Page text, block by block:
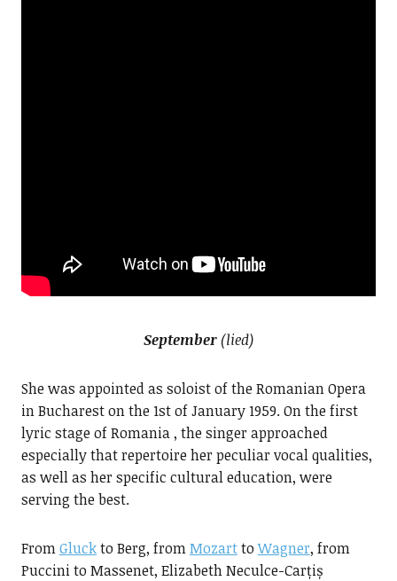
September(lied)
She was appointed as soloist of the Romanian Opera
in Bucharest on the 1st of January 1959. On the first
lyric stage of Romania , the singer approached
especially that repertoire her peculiar vocal qualities,
as well as her specific cultural education, were
serving the best.
FromGluckto Berg, fromMozarttoWagner, from
Puccini to Massenet, Elizabeth Neculce-Carțiș